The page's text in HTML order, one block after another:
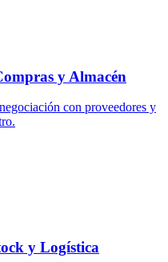
y Almacén
con proveedores y
y Logística